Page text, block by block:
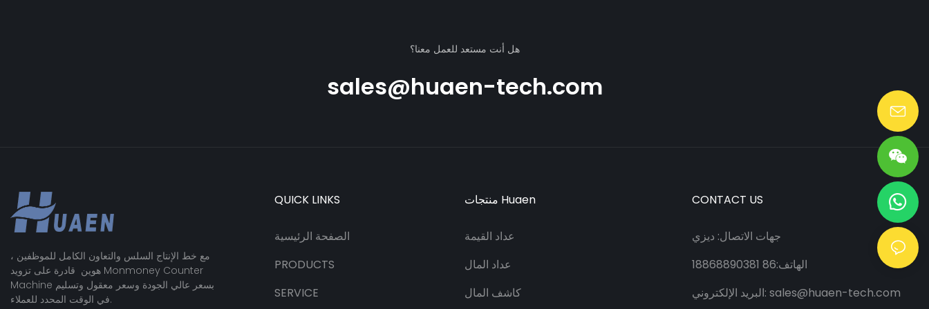
هل أنت مستعد للعمل معنا؟
sales@huaen-tech.com
مع خط الإنتاج السلس والتعاون الكامل للموظفين ،
هوين قادرة على تزويد Monmoney Counter
Machine بسعر عالي الجودة وسعر معقول وتسليم
في الوقت المحدد للعملاء.
QUICK LINKS
الصفحة الرئيسية
PRODUCTS
SERVICE
منتجات Huaen
عداد القيمة
عداد المال
كاشف المال
CONTACT US
جهات الاتصال: ديزي
الهاتف:86 18868890381
البريد الإلكتروني: sales@huaen-tech.com